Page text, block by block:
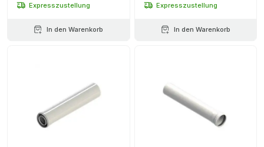
Expresszustellung
In den Warenkorb
Expresszustellung
In den Warenkorb